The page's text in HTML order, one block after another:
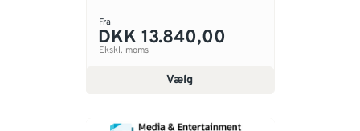
Fra
DKK 13.840,00
Ekskl. moms
Vælg